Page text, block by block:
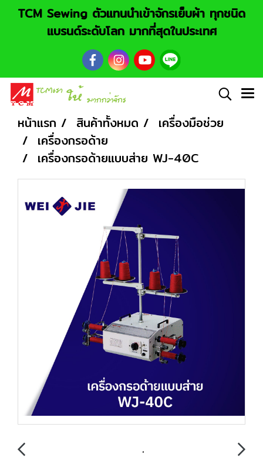
TCM Sewing ตัวแทนนำเข้าจักรเย็บผ้า ทุกชนิด
แบรนด์ระดับโลก มากที่สุดในประเทศ
หน้าแรก สินค้าทั้งหมด
เครื่องมือช่วย
เครื่องกรอด้าย
เครื่องกรอด้ายแบบส่าย WJ-40C